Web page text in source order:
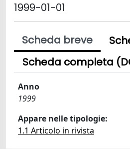
1999-01-01
Scheda breve
Scheda completa
Anno
1999
Appare nelle tipologie:
1.1 Articolo in rivista